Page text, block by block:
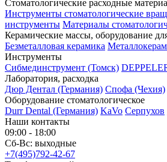
Стоматологические расходные
Инструменты стоматологические
инструменты Материалы
Керамические массы, оборудование
Безметалловая керамика
Инструменты
Cибмединструмент (Томск)
Лаборатория, расходка
Дюр Дентал (Германия) Спофа (Чехия)
Оборудование стоматологическое
Durr Dental (Германия) KaVo Серпухов
Наши контакты
09:00 - 18:00
Сб-Вс: выходные
+7(495)792-42-67